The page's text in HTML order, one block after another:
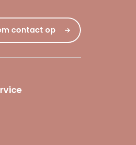
contact op